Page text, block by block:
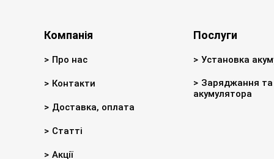
Компанія
Про нас
Контакти
Доставка, оплата
Статті
Акції
Послуги
Установка
Заряджання та
акумулятора